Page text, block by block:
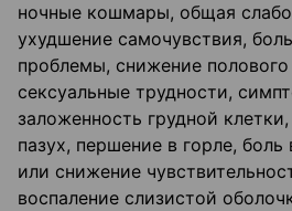
ночные кошмары, общая
ухудшение самочувствия,
проблемы, снижение
сексуальные трудности,
заложенность грудной
пазух, першение в горле,
или снижение
воспаление слизистой